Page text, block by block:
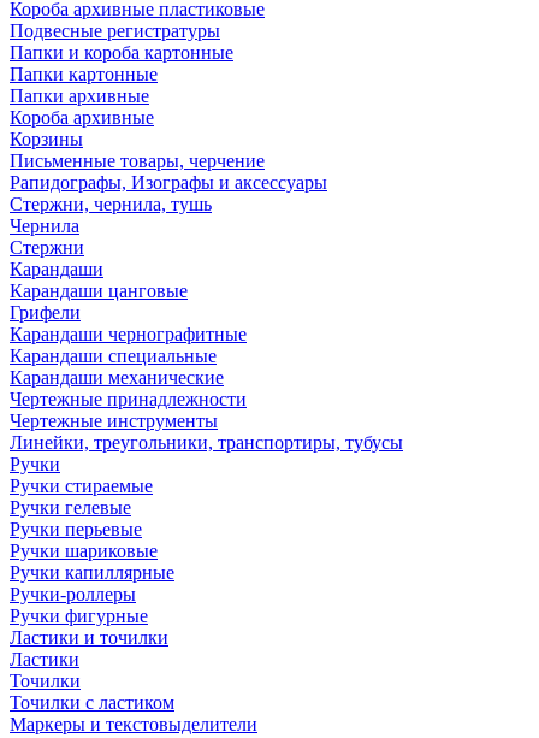
Короба архивные пластиковые
Подвесные регистратуры
Папки и короба картонные
Папки картонные
Папки архивные
Короба архивные
Корзины
Письменные товары, черчение
Рапидографы, Изографы и аксессуары
Стержни, чернила, тушь
Чернила
Стержни
Карандаши
Карандаши цанговые
Грифели
Карандаши чернографитные
Карандаши специальные
Карандаши механические
Чертежные принадлежности
Чертежные инструменты
Линейки, треугольники, транспортиры, тубусы
Ручки
Ручки стираемые
Ручки гелевые
Ручки перьевые
Ручки шариковые
Ручки капиллярные
Ручки-роллеры
Ручки фигурные
Ластики и точилки
Ластики
Точилки
Точилки с ластиком
Маркеры и текстовыделители